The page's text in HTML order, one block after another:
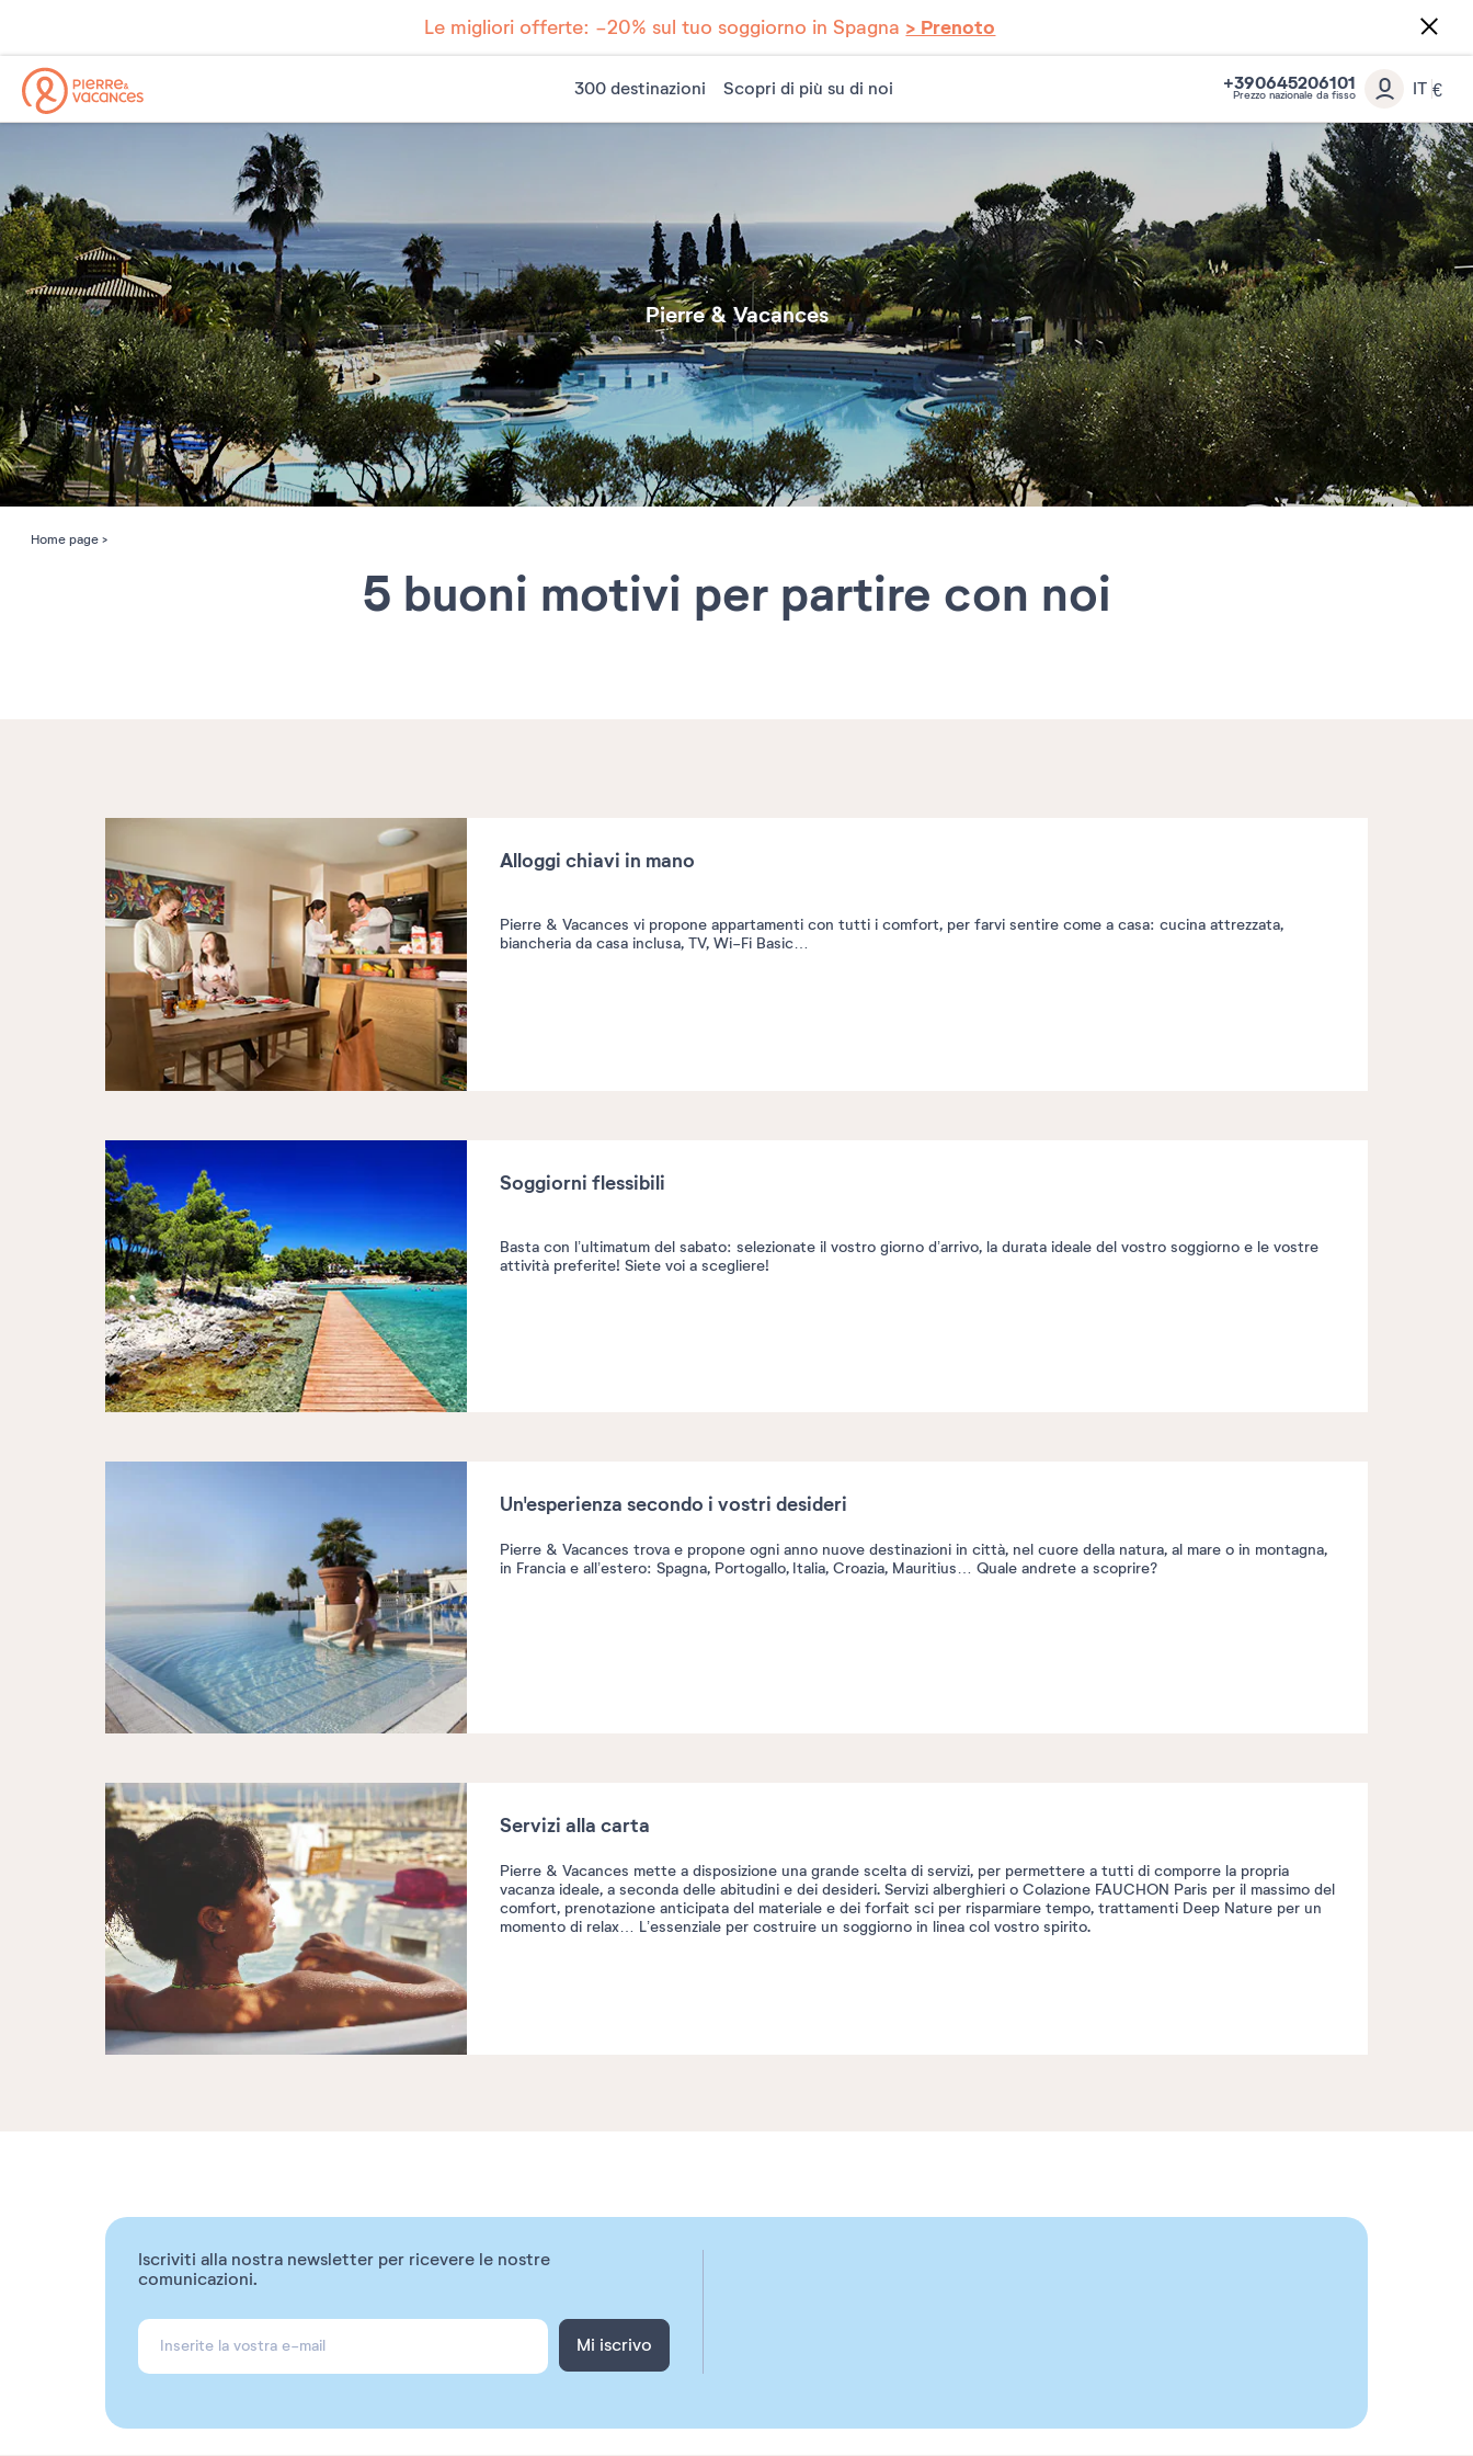
Le migliori offerte: -20% sul tuo soggiorno in Spagna > Prenoto
300 destinazioni Scopri di più su di noi +390645206101
Prezzo nazionale da fisso IT €
Pierre & Vacances
Home page
5 buoni motivi per partire con noi
Alloggi chiavi in mano
Pierre & Vacances vi propone appartamenti con tutti i comfort, per farvi sentire come a casa: cucina attrezzata,
biancheria da casa inclusa, TV, Wi-Fi Basic…
Soggiorni flessibili
Basta con l’ultimatum del sabato: selezionate il vostro giorno d’arrivo, la durata ideale del vostro soggiorno e le vostre
attività preferite! Siete voi a scegliere!
Un'esperienza secondo i vostri desideri
Pierre & Vacances trova e propone ogni anno nuove destinazioni in città, nel cuore della natura, al mare o in montagna,
in Francia e all’estero: Spagna, Portogallo, Italia, Croazia, Mauritius… Quale andrete a scoprire?
Servizi alla carta
Pierre & Vacances mette a disposizione una grande scelta di servizi, per permettere a tutti di comporre la propria
vacanza ideale, a seconda delle abitudini e dei desideri. Servizi alberghieri o Colazione FAUCHON Paris per il massimo del
comfort, prenotazione anticipata del materiale e dei forfait sci per risparmiare tempo, trattamenti Deep Nature per un
momento di relax… L’essenziale per costruire un soggiorno in linea col vostro spirito.
Iscriviti alla nostra newsletter per ricevere le nostre
comunicazioni.
Mi iscrivo